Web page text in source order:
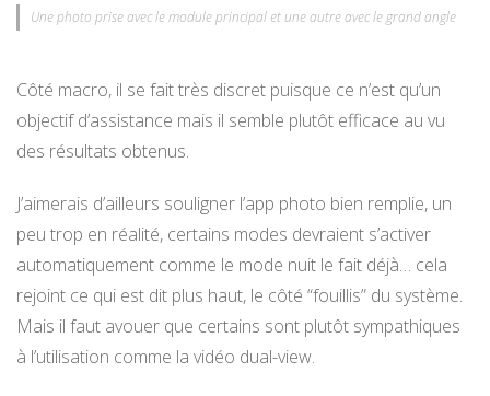
Une photo prise avec le module principal et une autre avec le grand angle
Côté macro, il se fait très discret puisque ce n’est qu’un
objectif d’assistance mais il semble plutôt efficace au vu
des résultats obtenus.
J’aimerais d’ailleurs souligner l’app photo bien remplie, un
peu trop en réalité, certains modes devraient s’activer
automatiquement comme le mode nuit le fait déjà… cela
rejoint ce qui est dit plus haut, le côté “fouillis” du système.
Mais il faut avouer que certains sont plutôt sympathiques
à l’utilisation comme la vidéo dual-view.